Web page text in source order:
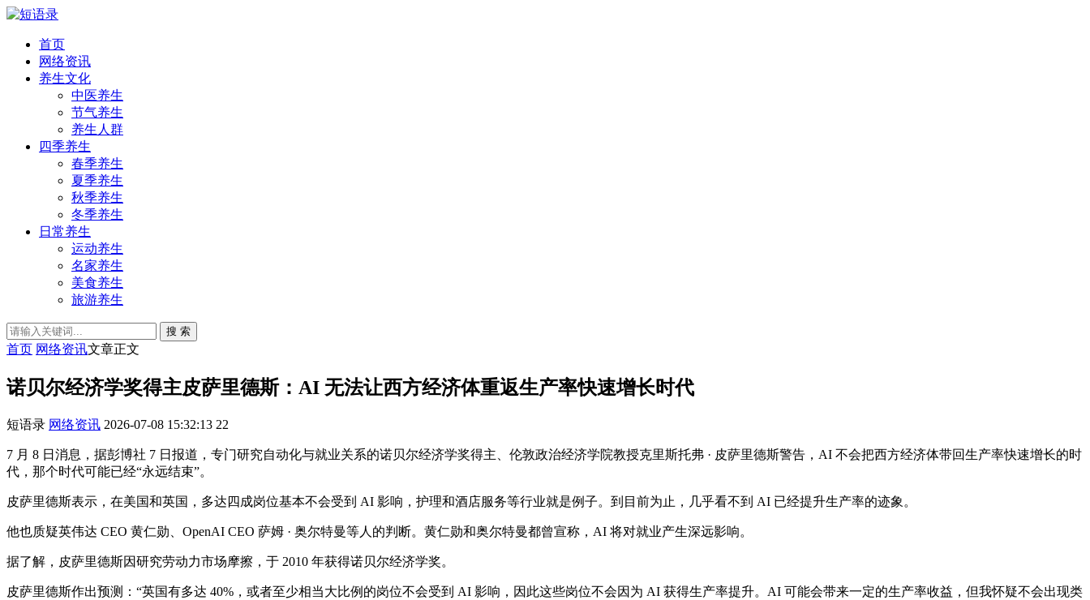
首页
网络资讯
养生文化
中医养生
节气养生
养生人群
四季养生
春季养生
夏季养生
秋季养生
冬季养生
日常养生
运动养生
名家养生
美食养生
旅游养生
搜 索
首页 网络资讯文章正文
诺贝尔经济学奖得主皮萨里德斯：AI 无法让西方经济体重返生产率快速增长时代
短语录 网络资讯 2026-07-08 15:32:13 22
7 月 8 日消息，据彭博社 7 日报道，专门研究自动化与就业关系的诺贝尔经济学奖得主、伦敦政治经济学院教授克里斯托弗 · 皮萨里德斯警告，AI 不会把西方经济体带回生产率快速增长的时
代，那个时代可能已经“永远结束”。
皮萨里德斯表示，在美国和英国，多达四成岗位基本不会受到 AI 影响，护理和酒店服务等行业就是例子。到目前为止，几乎看不到 AI 已经提升生产率的迹象。
他也质疑英伟达 CEO 黄仁勋、OpenAI CEO 萨姆 · 奥尔特曼等人的判断。黄仁勋和奥尔特曼都曾宣称，AI 将对就业产生深远影响。
据了解，皮萨里德斯因研究劳动力市场摩擦，于 2010 年获得诺贝尔经济学奖。
皮萨里德斯作出预测：“英国有多达 40%，或者至少相当大比例的岗位不会受到 AI 影响，因此这些岗位不会因为 AI 获得生产率提升。AI 可能会带来一定的生产率收益，但我怀疑不会出现类